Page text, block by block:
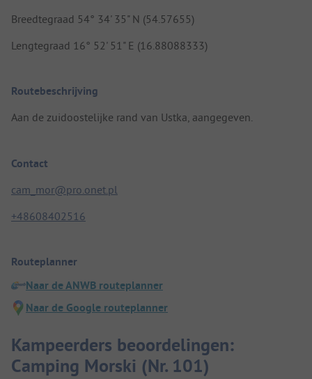
Breedtegraad 54° 34' 35" N (54.57655)
Lengtegraad 16° 52' 51" E (16.88088333)
Routebeschrijving
Aan de zuidoostelijke rand van Ustka, aangegeven.
Contact
cam_mor@pro.onet.pl
+48608402516
Routeplanner
Naar de ANWB routeplanner
Naar de Google routeplanner
Kampeerders beoordelingen:
Camping Morski (Nr. 101)